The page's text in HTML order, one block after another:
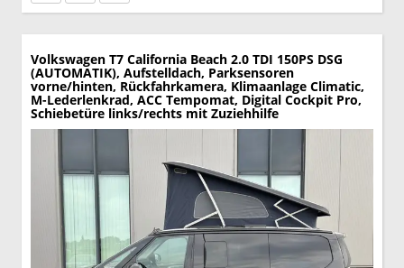
Volkswagen T7 California Beach 2.0 TDI 150PS DSG
(AUTOMATIK), Aufstelldach, Parksensoren
vorne/hinten, Rückfahrkamera, Klimaanlage Climatic,
M-Lederlenkrad, ACC Tempomat, Digital Cockpit Pro,
Schiebetüre links/rechts mit Zuziehhilfe